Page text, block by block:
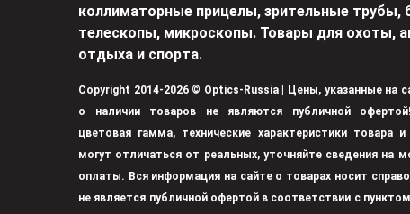
коллиматорные прицелы, зрительные трубы,
телескопы, микроскопы. Товары для охоты,
отдыха и спорта.
Copyright 2014-2026 © Optics-Russia | Цены, указанные на
о наличии товаров не являются публичной
цветовая гамма, технические характеристики товара
могут отличаться от реальных, уточняйте сведения на
оплаты. Вся информация на сайте о товарах носит
не является публичной офертой в соответствии с